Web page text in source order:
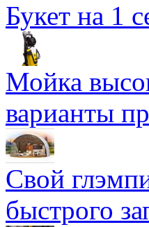
Букет на 1
Мойка
варианты
Свой
быстрого